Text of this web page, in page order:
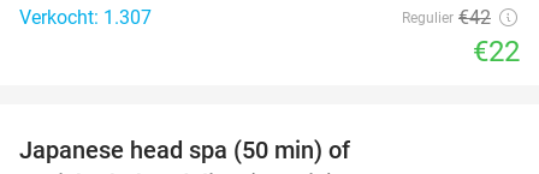
Verkocht: 1.307
Regulier €42
€22
Japanese head spa (50 min) of